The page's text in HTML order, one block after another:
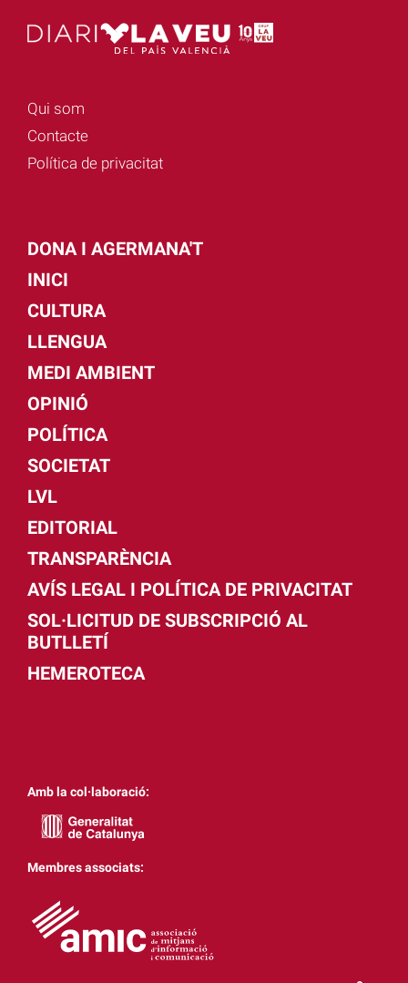
Qui som
Contacte
Política de privacitat
DONA I AGERMANA'T
INICI
CULTURA
LLENGUA
MEDI AMBIENT
OPINIÓ
POLÍTICA
SOCIETAT
LVL
EDITORIAL
TRANSPARÈNCIA
AVÍS LEGAL I POLÍTICA DE PRIVACITAT
SOL·LICITUD DE SUBSCRIPCIÓ AL
BUTLLETÍ
HEMEROTECA
Amb la col·laboració:
Membres associats: